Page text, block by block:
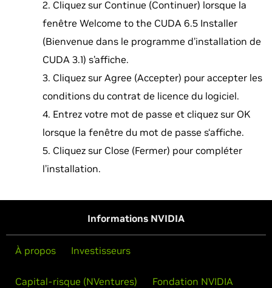
Cliquez sur Continue (Continuer) lorsque la
fenêtre Welcome to the CUDA 6.5 Installer
(Bienvenue dans le programme d’installation de
CUDA 3.1) s’affiche.
Cliquez sur Agree (Accepter) pour accepter les
conditions du contrat de licence du logiciel.
Entrez votre mot de passe et cliquez sur OK
lorsque la fenêtre du mot de passe s‘affiche.
Cliquez sur Close (Fermer) pour compléter
l’installation.
Informations NVIDIA
À propos Investisseurs
Capital-risque (NVentures) Fondation NVIDIA